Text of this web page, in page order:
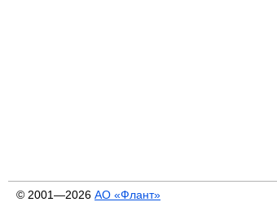
© 2001—2026 АО «Флант»